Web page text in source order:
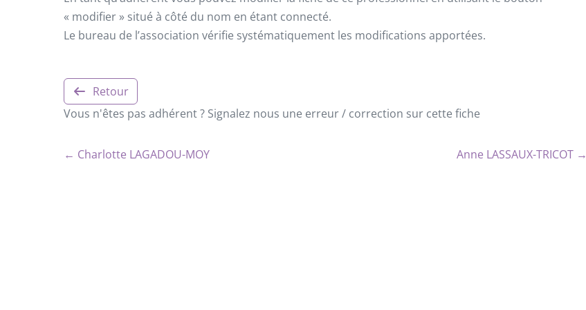
« modifier » situé à côté du nom en étant connecté.
Le bureau de l’association vérifie systématiquement les modifications apportées.
Retour
Vous n'êtes pas adhérent ? Signalez nous une erreur / correction sur cette fiche
← Charlotte LAGADOU-MOY Anne LASSAUX-TRICOT →